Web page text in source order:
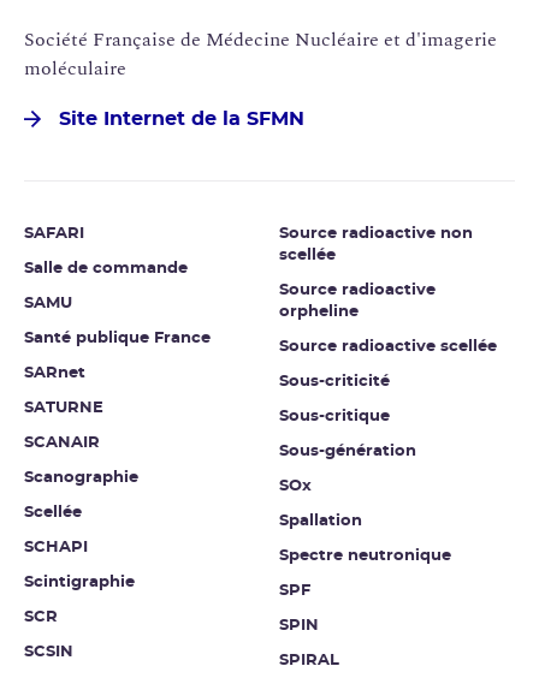
Société Française de Médecine Nucléaire et d'imagerie
moléculaire
Site Internet de la SFMN
SAFARI
Salle de commande
SAMU
Santé publique France
SARnet
SATURNE
SCANAIR
Scanographie
Scellée
SCHAPI
Scintigraphie
SCR
SCSIN
Source radioactive non
scellée
Source radioactive
orpheline
Source radioactive scellée
Sous-criticité
Sous-critique
Sous-génération
SOx
Spallation
Spectre neutronique
SPF
SPIN
SPIRAL